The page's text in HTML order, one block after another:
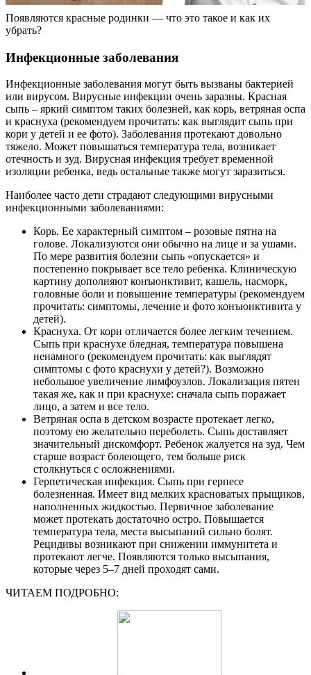
Появляются красные родинки — что это такое и как их
убрать?
Инфекционные заболевания
Инфекционные заболевания могут быть вызваны бактерией
или вирусом. Вирусные инфекции очень заразны. Красная
сыпь – яркий симптом таких болезней, как корь, ветряная оспа
и краснуха (рекомендуем прочитать: как выглядит сыпь при
кори у детей и ее фото). Заболевания протекают довольно
тяжело. Может повышаться температура тела, возникает
отечность и зуд. Вирусная инфекция требует временной
изоляции ребенка, ведь остальные также могут заразиться.
Наиболее часто дети страдают следующими вирусными
инфекционными заболеваниями:
Корь. Ее характерный симптом – розовые пятна на
голове. Локализуются они обычно на лице и за ушами.
По мере развития болезни сыпь «опускается» и
постепенно покрывает все тело ребенка. Клиническую
картину дополняют конъюнктивит, кашель, насморк,
головные боли и повышение температуры (рекомендуем
прочитать: симптомы, лечение и фото конъюнктивита у
детей).
Краснуха. От кори отличается более легким течением.
Сыпь при краснухе бледная, температура повышена
ненамного (рекомендуем прочитать: как выглядят
симптомы с фото краснухи у детей?). Возможно
небольшое увеличение лимфоузлов. Локализация пятен
такая же, как и при краснухе: сначала сыпь поражает
лицо, а затем и все тело.
Ветряная оспа в детском возрасте протекает легко,
поэтому ею желательно переболеть. Сыпь доставляет
значительный дискомфорт. Ребенок жалуется на зуд. Чем
старше возраст болеющего, тем больше риск
столкнуться с осложнениями.
Герпетическая инфекция. Сыпь при герпесе
болезненная. Имеет вид мелких красноватых прыщиков,
наполненных жидкостью. Первичное заболевание
может протекать достаточно остро. Повышается
температура тела, места высыпаний сильно болят.
Рецидивы возникают при снижении иммунитета и
протекают легче. Появляются только высыпания,
которые через 5–7 дней проходят сами.
ЧИТАЕМ ПОДРОБНО: